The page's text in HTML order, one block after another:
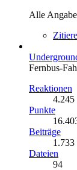
Alle
Fernbus-
Reaktionen
4.245
Punkte
Beiträge
1.733
Dateien
94